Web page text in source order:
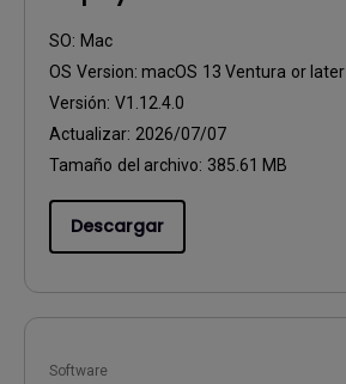
SO: Mac
OS Version: macOS 13 Ventura or later
Versión: V1.12.4.0
Actualizar: 2026/07/07
Tamaño del archivo: 385.61 MB
Descargar
Software